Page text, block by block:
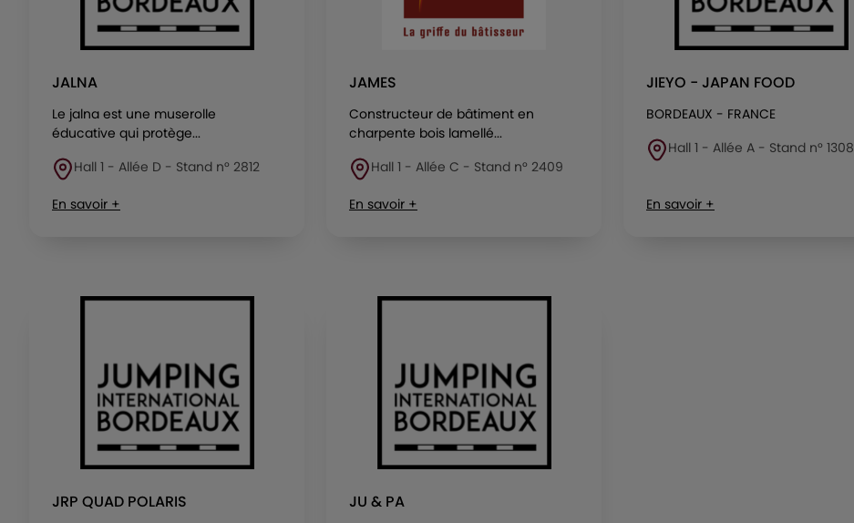
JALNA
Le jalna est une muserolle
éducative qui protège...
Hall 1 - Allée D - Stand n° 2812
En savoir +
JAMES
Constructeur de bâtiment en
charpente bois lamellé...
Hall 1 - Allée C - Stand n° 2409
En savoir +
JIEYO - JAPAN FOOD
BORDEAUX - FRANCE
Hall 1 - Allée A - Stand n° 1308
En savoir +
JRP QUAD POLARIS JU & PA